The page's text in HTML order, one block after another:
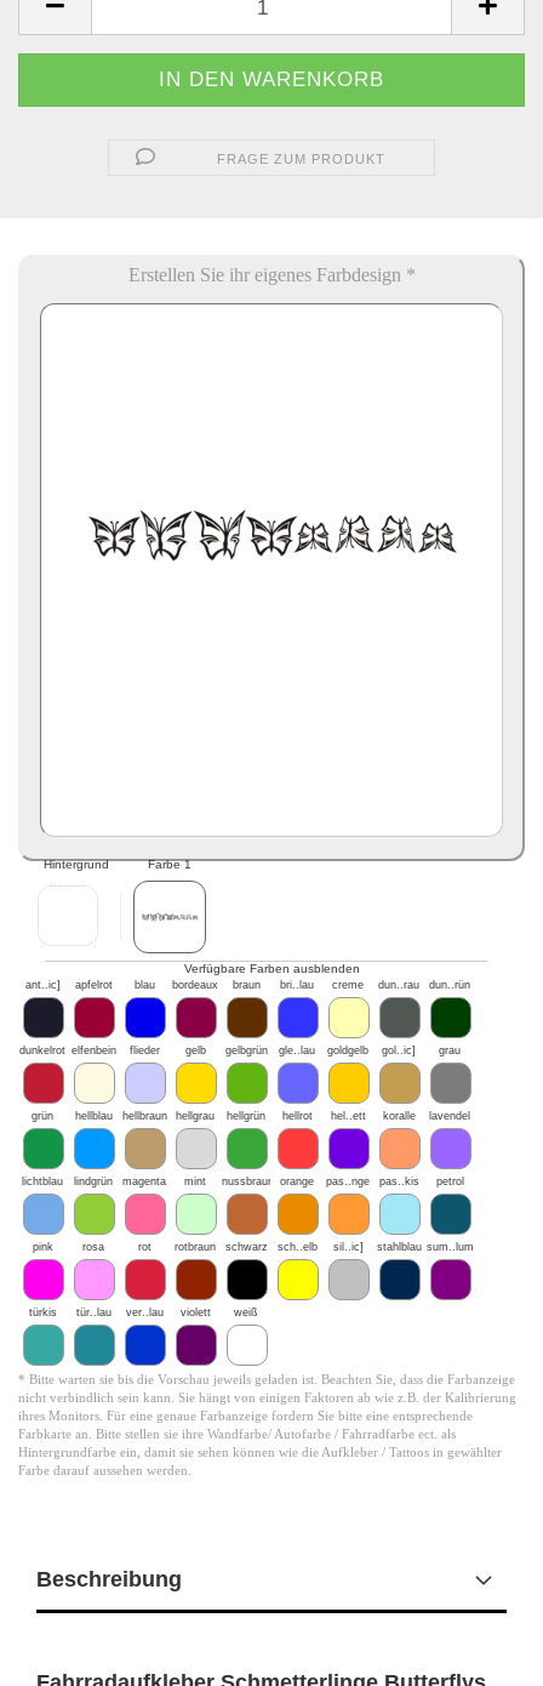
FRAGE ZUM PRODUKT
Erstellen Sie ihr eigenes Farbdesign *
Hintergrund Farbe 1
Verfügbare Farben ausblenden
ant..ic] apfelrot blau bordeaux braun bri..lau creme dun..rau dun..rün
dunkelrot elfenbein flieder gelb gelbgrün gle..lau goldgelb gol..ic] grau
grün hellblau hellbraun hellgrau hellgrün hellrot hel..ett koralle lavendel
lichtblau lindgrün magenta mint nussbraun orange pas..nge pas..kis petrol
pink rosa rot rotbraun schwarz sch..elb sil..ic] stahlblau sum..lum
türkis tür..lau ver..lau violett weiß
* Bitte warten sie bis die Vorschau jeweils geladen ist. Beachten Sie, dass die Farbanzeige
nicht verbindlich sein kann. Sie hängt von einigen Faktoren ab wie z.B. der Kalibrierung
ihres Monitors. Für eine genaue Farbanzeige fordern Sie bitte eine entsprechende
Farbkarte an. Bitte stellen sie ihre Wandfarbe/ Autofarbe / Fahrradfarbe ect. als
Hintergrundfarbe ein, damit sie sehen können wie die Aufkleber / Tattoos in gewählter
Farbe darauf aussehen werden.
Beschreibung